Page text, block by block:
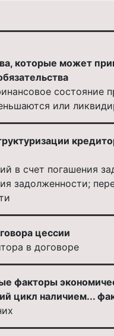
которые может
состояние
или
в счет погашения
задолженности;
цессии
в договоре
факторы
цикл наличием...